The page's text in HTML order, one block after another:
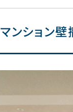
マンション